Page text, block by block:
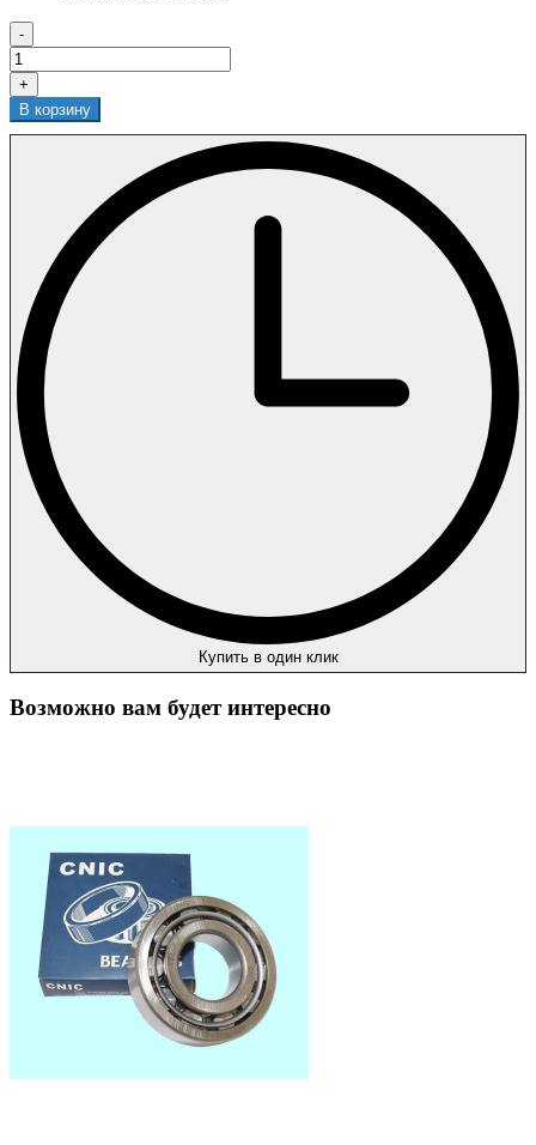
-
+
В корзину
Купить в один клик
Возможно вам будет интересно